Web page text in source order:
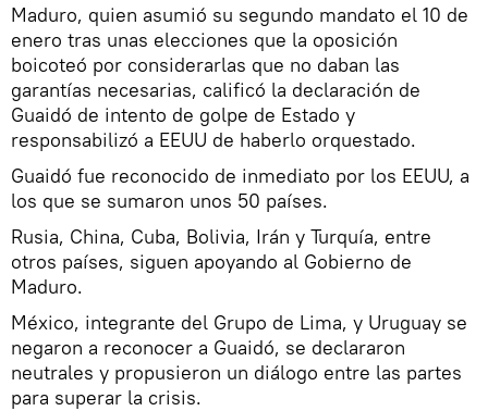
Maduro, quien asumió su segundo mandato el 10 de
enero tras unas elecciones que la oposición
boicoteó por considerarlas que no daban las
garantías necesarias, calificó la declaración de
Guaidó de intento de golpe de Estado y
responsabilizó a EEUU de haberlo orquestado.
Guaidó fue reconocido de inmediato por los EEUU, a
los que se sumaron unos 50 países.
Rusia, China, Cuba, Bolivia, Irán y Turquía, entre
otros países, siguen apoyando al Gobierno de
Maduro.
México, integrante del Grupo de Lima, y Uruguay se
negaron a reconocer a Guaidó, se declararon
neutrales y propusieron un diálogo entre las partes
para superar la crisis.